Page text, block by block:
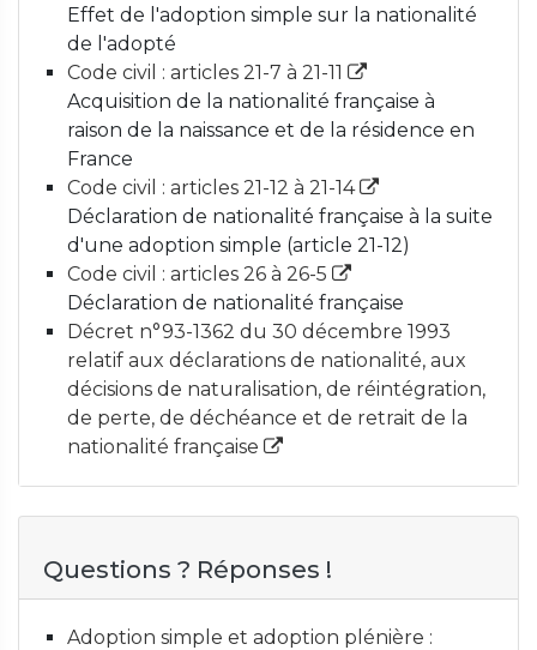
Effet de l'adoption simple sur la nationalité
de l'adopté
Code civil : articles 21-7 à 21-11
Acquisition de la nationalité française à
raison de la naissance et de la résidence en
France
Code civil : articles 21-12 à 21-14
Déclaration de nationalité française à la suite
d'une adoption simple (article 21-12)
Code civil : articles 26 à 26-5
Déclaration de nationalité française
Décret n°93-1362 du 30 décembre 1993
relatif aux déclarations de nationalité, aux
décisions de naturalisation, de réintégration,
de perte, de déchéance et de retrait de la
nationalité française
Questions ? Réponses !
Adoption simple et adoption plénière :